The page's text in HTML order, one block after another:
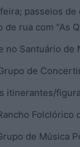
passeios de
rua com “As
no Santuário de
de
itinerantes/
Folclórico
de Música